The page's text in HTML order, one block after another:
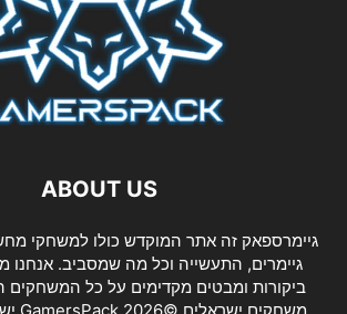
ABOUT US
גיימרספאק זה אתר המוקדש כולו למשחקי
גיימרים, התעשייה וכל מה שמסביב. אנחנו
ביקורות ומבטים מקדימים על כל המשחקים